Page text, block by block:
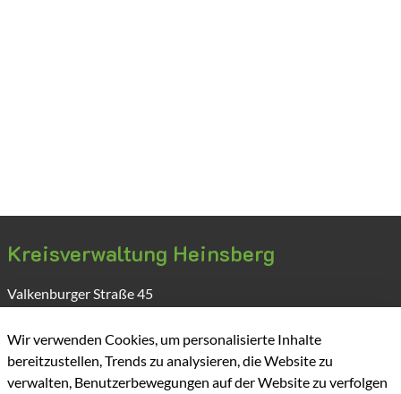
Kreisverwaltung Heinsberg
Valkenburger Straße45
Wir verwenden Cookies, um personalisierte Inhalte
bereitzustellen, Trends zu analysieren, die Website zu
verwalten, Benutzerbewegungen auf der Website zu verfolgen